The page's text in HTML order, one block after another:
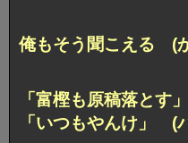
俺もそう聞こえる (
「富樫も原稿落とす」
「いつもやんけ」 (